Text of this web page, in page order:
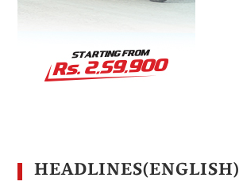
HEADLINES(ENGLISH)